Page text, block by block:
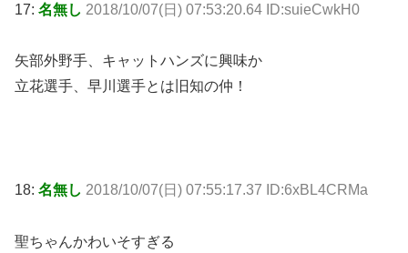
17: 名無し 2018/10/07(日) 07:53:20.64 ID:suieCwkH0
矢部外野手、キャットハンズに興味か
立花選手、早川選手とは旧知の仲！
18: 名無し 2018/10/07(日) 07:55:17.37 ID:6xBL4CRMa
聖ちゃんかわいそすぎる